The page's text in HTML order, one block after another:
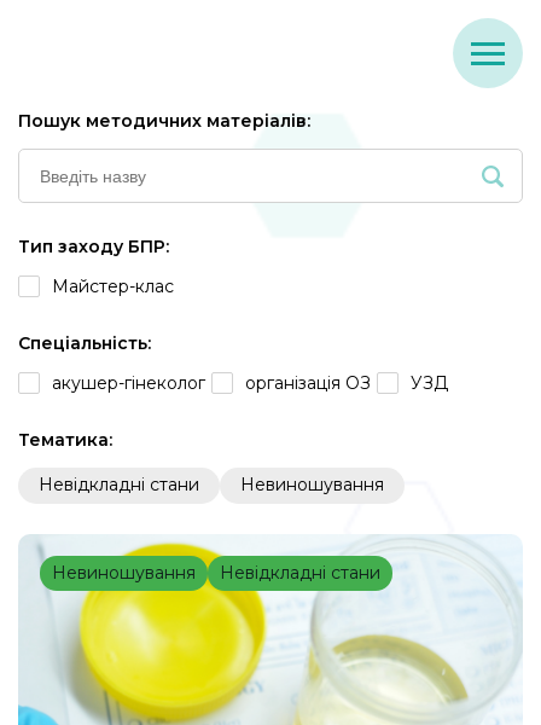
Пошук методичних матеріалів:
Тип заходу БПР:
Майстер-клас
Спеціальність:
акушер-гінеколог
організація ОЗ УЗД
Тематика:
Невідкладні стани Невиношування
Невиношування Невідкладні стани